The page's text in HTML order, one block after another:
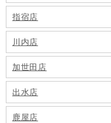
指宿店
川内店
加世田店
出水店
鹿屋店